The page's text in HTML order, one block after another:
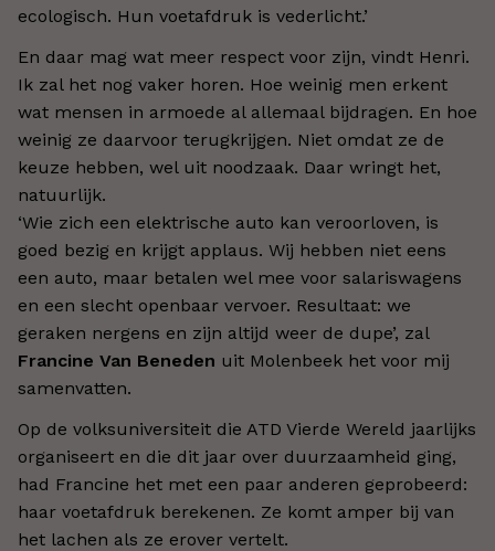
ecologisch. Hun voetafdruk is vederlicht.’
En daar mag wat meer respect voor zijn, vindt Henri.
Ik zal het nog vaker horen. Hoe weinig men erkent
wat mensen in armoede al allemaal bijdragen. En hoe
weinig ze daarvoor terugkrijgen. Niet omdat ze de
keuze hebben, wel uit noodzaak. Daar wringt het,
natuurlijk.
‘Wie zich een elektrische auto kan veroorloven, is
goed bezig en krijgt applaus. Wij hebben niet eens
een auto, maar betalen wel mee voor salariswagens
en een slecht openbaar vervoer. Resultaat: we
geraken nergens en zijn altijd weer de dupe’, zal
Francine Van Beneden uit Molenbeek het voor mij
samenvatten.
Op de volksuniversiteit die ATD Vierde Wereld jaarlijks
organiseert en die dit jaar over duurzaamheid ging,
had Francine het met een paar anderen geprobeerd:
haar voetafdruk berekenen. Ze komt amper bij van
het lachen als ze erover vertelt.